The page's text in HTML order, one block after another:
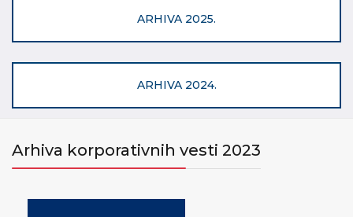
ARHIVA 2025.
ARHIVA 2024.
Arhiva korporativnih vesti 2023